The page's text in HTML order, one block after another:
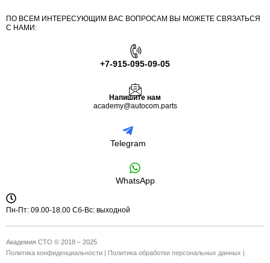
ПО ВСЕМ ИНТЕРЕСУЮЩИМ ВАС ВОПРОСАМ ВЫ МОЖЕТЕ СВЯЗАТЬСЯ
С НАМИ:
+7-915-095-09-05
Напишите нам
academy@autocom.parts
Telegram
WhatsApp
Пн-Пт: 09.00-18.00 Сб-Вс: выходной
Академия СТО © 2018 – 2025
Политика конфиденциальности
Политика обработки персональных данных